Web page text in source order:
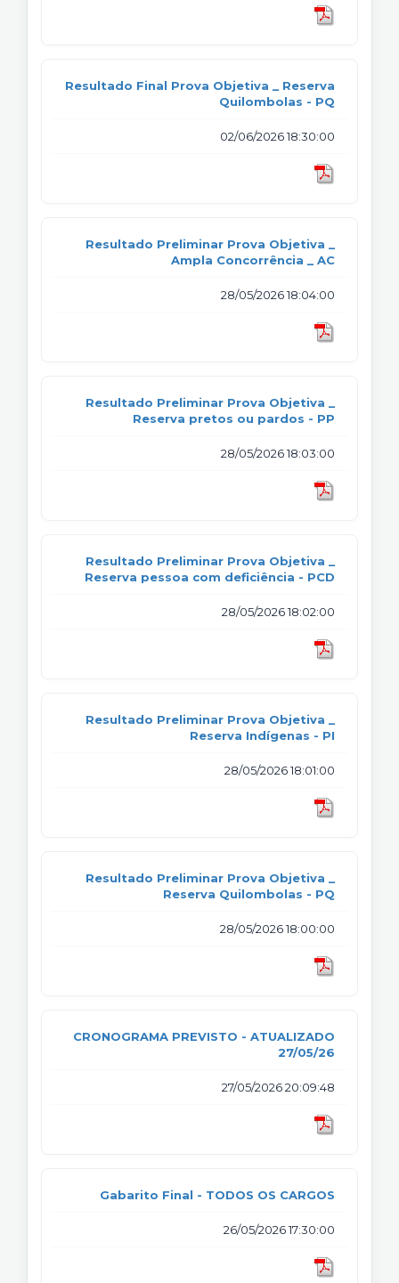
Resultado Final Prova Objetiva _ Reserva
Quilombolas - PQ
02/06/2026 18:30:00
Resultado Preliminar Prova Objetiva _
Ampla Concorrência _ AC
28/05/2026 18:04:00
Resultado Preliminar Prova Objetiva _
Reserva pretos ou pardos - PP
28/05/2026 18:03:00
Resultado Preliminar Prova Objetiva _
Reserva pessoa com deficiência - PCD
28/05/2026 18:02:00
Resultado Preliminar Prova Objetiva _
Reserva Indígenas - PI
28/05/2026 18:01:00
Resultado Preliminar Prova Objetiva _
Reserva Quilombolas - PQ
28/05/2026 18:00:00
CRONOGRAMA PREVISTO - ATUALIZADO
27/05/26
27/05/2026 20:09:48
Gabarito Final - TODOS OS CARGOS
26/05/2026 17:30:00